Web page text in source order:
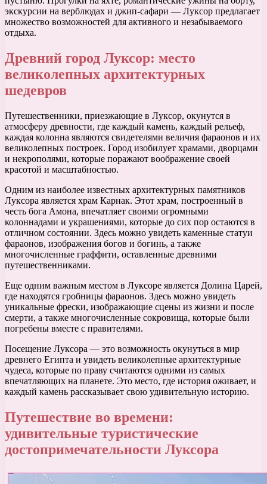
экскурсии на верблюдах и джип-сафари — Луксор предлагает
множество возможностей для активного и незабываемого
отдыха.
Древний город Луксор: место
великолепных архитектурных
шедевров
Путешественники, приезжающие в Луксор, окунутся в
атмосферу древности, где каждый камень, каждый рельеф,
каждая колонна являются свидетелями величия фараонов и их
великолепных построек. Город изобилует храмами, дворцами
и некрополями, которые поражают воображение своей
красотой и масштабностью.
Одним из наиболее известных архитектурных памятников
Луксора является храм Карнак. Этот храм, построенный в
честь бога Амона, впечатляет своими огромными
колоннадами и украшениями, которые до сих пор остаются в
отличном состоянии. Здесь можно увидеть каменные статуи
фараонов, изображения богов и богинь, а также
многочисленные граффити, оставленные древними
путешественниками.
Еще одним важным местом в Луксоре является Долина Царей,
где находятся гробницы фараонов. Здесь можно увидеть
уникальные фрески, изображающие сцены из жизни и после
смерти, а также многочисленные сокровища, которые были
погребены вместе с правителями.
Посещение Луксора — это возможность окунуться в мир
древнего Египта и увидеть великолепные архитектурные
чудеса, которые по праву считаются одними из самых
впечатляющих на планете. Это место, где история оживает, и
каждый камень рассказывает свою удивительную историю.
Путешествие во времени:
удивительные туристические
достопримечательности Луксора